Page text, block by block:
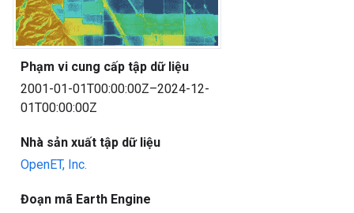
Phạm vi cung cấp tập dữ liệu
2001-01-01T00:00:00Z–2024-12-
01T00:00:00Z
Nhà sản xuất tập dữ liệu
OpenET, Inc.
Đoạn mã Earth Engine